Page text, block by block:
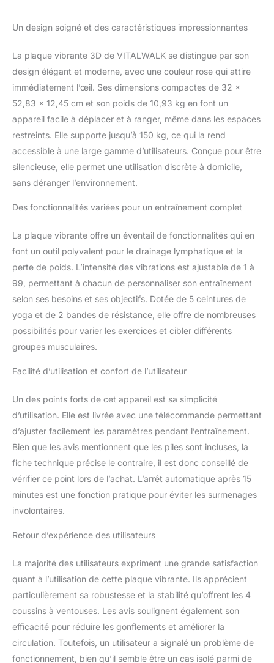
【Incinérateur de graisse de 15 minutes】
plus longues que les concurrents), brûlez 3
fois plus de calories lors d'un entraînement
cardio traditionnel – Coupez 5,3 cm de tour
de taille en 12 semaines. Idéal pour tonifier la
mariée ou la préparation à la plage avec des
résultats de niveau salle de sport en deux
fois moins de temps. Moteur de
personnalisation intelligent : 99 niveaux
d'intensité et 10 programmes professionnels
s'adaptent de la rééducation douce au HIIT
de niveau professionnel. Que ce soit assis,
personnalisés : combustion des graisses,
musculaire 50 % plus profonde à une
fréquence de 12 Hz pour la sculpture des
bras/des abdominaux/des fesses. Silencieux
et capacité de 150 kg : fonctionnement
silencieux de 30 dB avec télécommande
muette à une touche, profitez de séances
d'entraînement adaptées au travail à domicile
et à l'appartement à tout moment. Le cadre
en acier de qualité industrielle supporte 150
et tous les types de corps. 12,7 cm
encombrant qui se glisse sous le
bureau/lit/canapé.
【Kit de fitness tout-
en-un】Kit professionnel de haute qualité,
comprenant 5 ceintures de yoga, 2 cordes
élastiques et un guide de démarrage rapide.
Le guide de la machine d'exercice à plaque
vibrante dispose d'instructions détaillées
pour une forme et une technique
appropriées, ciblant efficacement différents
groupes musculaires. 12,7 cm d'épaisseur et
sous le bureau/lit/canapé, aucun
Un design soigné et des caractéristiques impressionnantes
La plaque vibrante 3D de VITALWALK se distingue par son
design élégant et moderne, avec une couleur rose qui attire
immédiatement l’œil. Ses dimensions compactes de 32 x
52,83 x 12,45 cm et son poids de 10,93 kg en font un
appareil facile à déplacer et à ranger, même dans les espaces
restreints. Elle supporte jusqu’à 150 kg, ce qui la rend
accessible à une large gamme d’utilisateurs. Conçue pour être
silencieuse, elle permet une utilisation discrète à domicile,
sans déranger l’environnement.
Des fonctionnalités variées pour un entraînement complet
La plaque vibrante offre un éventail de fonctionnalités qui en
font un outil polyvalent pour le drainage lymphatique et la
perte de poids. L’intensité des vibrations est ajustable de 1 à
99, permettant à chacun de personnaliser son entraînement
selon ses besoins et ses objectifs. Dotée de 5 ceintures de
yoga et de 2 bandes de résistance, elle offre de nombreuses
possibilités pour varier les exercices et cibler différents
groupes musculaires.
Facilité d’utilisation et confort de l’utilisateur
Un des points forts de cet appareil est sa simplicité
d’utilisation. Elle est livrée avec une télécommande permettant
d’ajuster facilement les paramètres pendant l’entraînement.
Bien que les avis mentionnent que les piles sont incluses, la
fiche technique précise le contraire, il est donc conseillé de
vérifier ce point lors de l’achat. L’arrêt automatique après 15
minutes est une fonction pratique pour éviter les surmenages
involontaires.
Retour d’expérience des utilisateurs
La majorité des utilisateurs expriment une grande satisfaction
quant à l’utilisation de cette plaque vibrante. Ils apprécient
particulièrement sa robustesse et la stabilité qu’offrent les 4
coussins à ventouses. Les avis soulignent également son
efficacité pour réduire les gonflements et améliorer la
circulation. Toutefois, un utilisateur a signalé un problème de
fonctionnement, bien qu’il semble être un cas isolé parmi de